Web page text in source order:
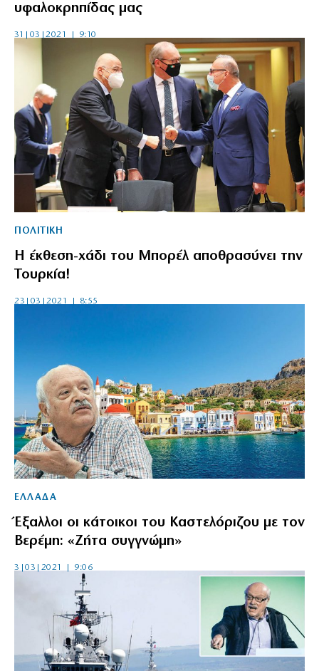
υφαλοκρηπίδας μας
31|03|2021 | 9:10
ΠΟΛΙΤΙΚΗ
Η έκθεση-χάδι του Μπορέλ αποθρασύνει την
Τουρκία!
23|03|2021 | 8:55
ΕΛΛΑΔΑ
Έξαλλοι οι κάτοικοι του Καστελόριζου με τον
Βερέμη: «Ζήτα συγγνώμη»
3|03|2021 | 9:06